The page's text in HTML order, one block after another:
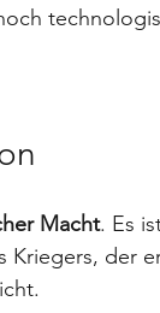
Macht. Es
Kriegers, der